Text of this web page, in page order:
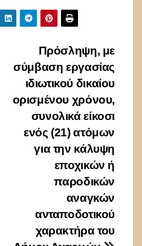
Πρόσληψη, με
σύμβαση εργασίας
ιδιωτικού δικαίου
ορισμένου χρόνου,
συνολικά είκοσι
ενός (21) ατόμων
για την κάλυψη
εποχικών ή
παροδικών
αναγκών
ανταποδοτικού
χαρακτήρα του